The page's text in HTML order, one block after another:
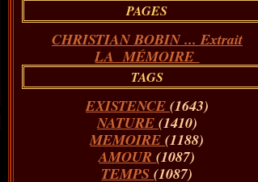
PAGES
CHRISTIAN BOBIN ... Extrait
LA MÉMOIRE
TAGS
EXISTENCE (1643)
NATURE (1410)
MEMOIRE(1188)
AMOUR(1087)
TEMPS(1087)